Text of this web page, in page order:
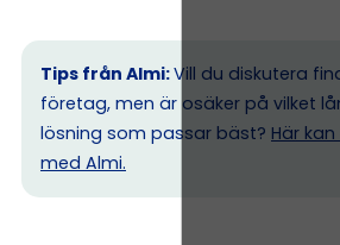
Tips från Almi:Vill du diskutera
företag, men är osäker på vilket
lösning som passar bäst? Här
med Almi.